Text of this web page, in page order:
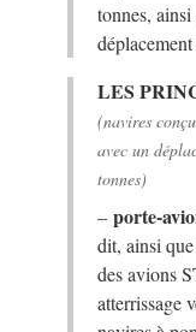
tonnes,
LES
(navires
avec un
tonnes)
– porte-
dit, ainsi
des avions
atterrissage